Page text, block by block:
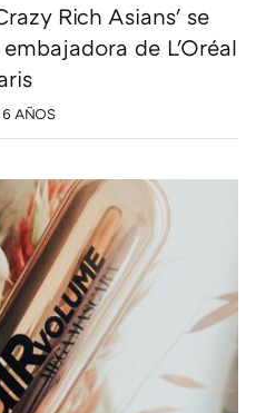
Rich Asians' se
de L'Oréal
AÑOS